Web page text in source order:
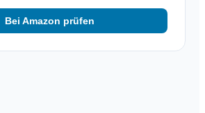
Bei Amazon prüfen